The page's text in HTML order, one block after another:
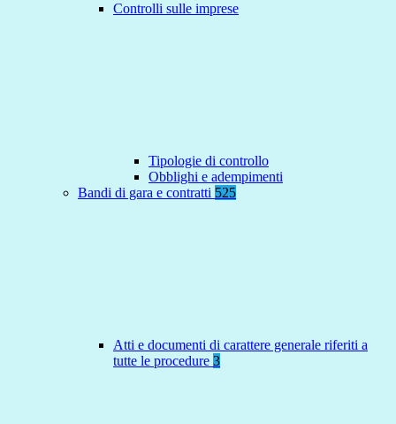
Controlli sulle imprese
Tipologie di controllo
Obblighi e adempimenti
Bandi di gara e contratti 525
Atti e documenti di carattere generale riferiti a
tutte le procedure 3